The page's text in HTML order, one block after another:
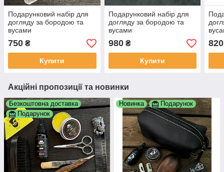
Подарунковий набір для
догляду за бородою та
вусами
750 ₴
Купити
Подарунковий набір для
догляду за бородою та
вусами
980₴
Купити
820
Акційні пропозиції та новинки
Безкоштовна доставка
Подарунок
Новинка Подарунок